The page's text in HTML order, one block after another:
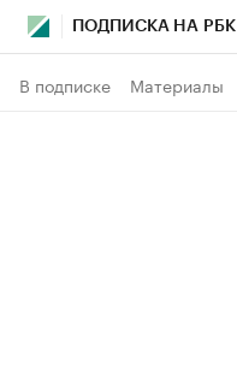
ПОДПИСКА НА РБК
В подписке Материалы